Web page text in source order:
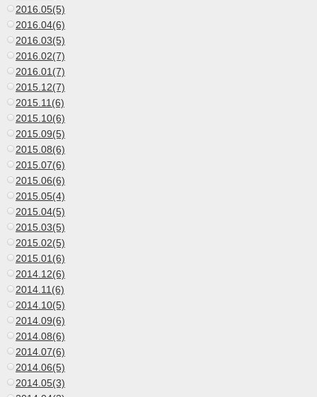
2016.05(5)
2016.04(6)
2016.03(5)
2016.02(7)
2016.01(7)
2015.12(7)
2015.11(6)
2015.10(6)
2015.09(5)
2015.08(6)
2015.07(6)
2015.06(6)
2015.05(4)
2015.04(5)
2015.03(5)
2015.02(5)
2015.01(6)
2014.12(6)
2014.11(6)
2014.10(5)
2014.09(6)
2014.08(6)
2014.07(6)
2014.06(5)
2014.05(3)